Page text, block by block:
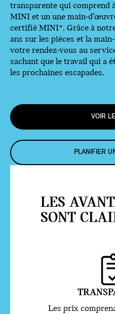
transparente qui comprend
MINI et un une main-
certifié MINI*. Grâce à
ans sur les pièces et la
votre rendez-vous au
sachant que le travail qui a
les prochaines escapades.
VOIR
PLANIFIER
LES
SONT
Les prix